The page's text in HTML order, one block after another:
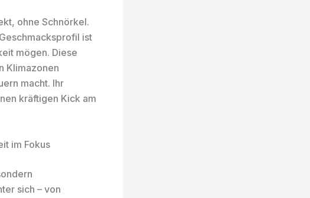
ohne Schnörkel.
ist
mögen. Diese
Klimazonen
macht. Ihr
kräftigen Kick am
im Fokus
sich – von